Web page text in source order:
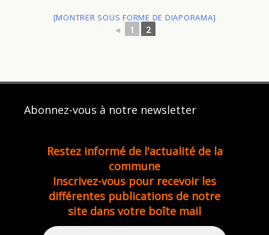
[MONTRER SOUS FORME DE DIAPORAMA]
◄ 1 2
Abonnez-vous à notre newsletter
Restez informé de l'actualité de la
commune
Inscrivez-vous pour recevoir les
différentes publications de notre
site dans votre boîte mail